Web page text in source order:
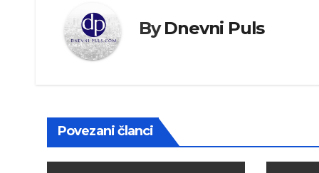
ByDnevni Puls
Povezani članci